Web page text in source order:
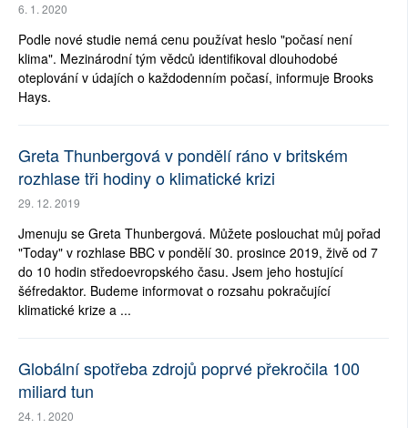
6. 1. 2020
Podle nové studie nemá cenu používat heslo "počasí není
klima". Mezinárodní tým vědců identifikoval dlouhodobé
oteplování v údajích o každodenním počasí, informuje Brooks
Hays.
Greta Thunbergová v pondělí ráno v britském
rozhlase tři hodiny o klimatické krizi
29. 12. 2019
Jmenuju se Greta Thunbergová. Můžete poslouchat můj pořad
"Today" v rozhlase BBC v pondělí 30. prosince 2019, živě od 7
do 10 hodin středoevropského času. Jsem jeho hostující
šéfredaktor. Budeme informovat o rozsahu pokračující
klimatické krize a ...
Globální spotřeba zdrojů poprvé překročila 100
miliard tun
24. 1. 2020